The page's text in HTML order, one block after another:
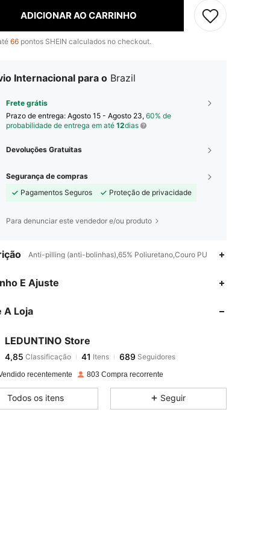
ADICIONAR AO CARRINHO
66 pontos SHEIN calculados no checkout.
Internacional para o Brazil
Frete grátis
Prazo de entrega: Agosto 15 - Agosto 23, 60% de
probabilidade de entrega em até 12dias
Devoluções Gratuitas
Segurança de compras
Pagamentos Seguros
Proteção de privacidade
Para denunciar este vendedor e/ou produto
Anti-pilling (anti-bolinhas),65% Poliuretano,Couro PU
E Ajuste
A Loja
LEDUNTINO Store
4,85
4,85 Classificação 41
d***zpago 1 dia atrás
recentemente 803 Compra recorrente
Todos os itens Seguir